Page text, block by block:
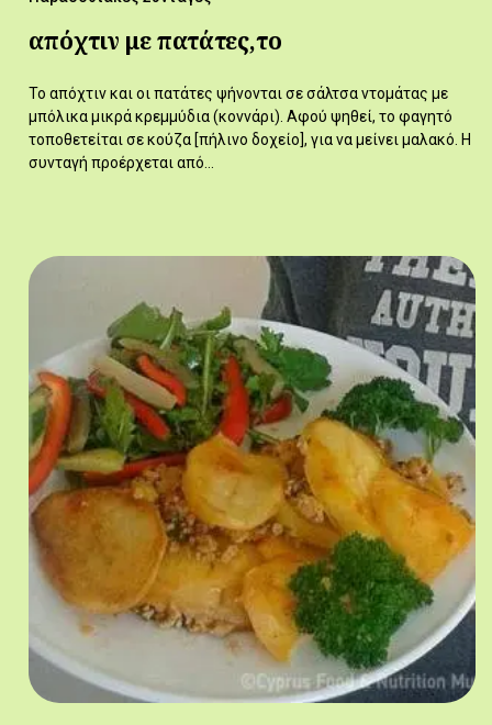
απόχτιν με πατάτες,το
Το απόχτιν και οι πατάτες ψήνονται σε σάλτσα ντομάτας με
μπόλικα μικρά κρεμμύδια (κοννάρι). Αφού ψηθεί, το φαγητό
τοποθετείται σε κούζα [πήλινο δοχείο], για να μείνει μαλακό. Η
συνταγή προέρχεται από…